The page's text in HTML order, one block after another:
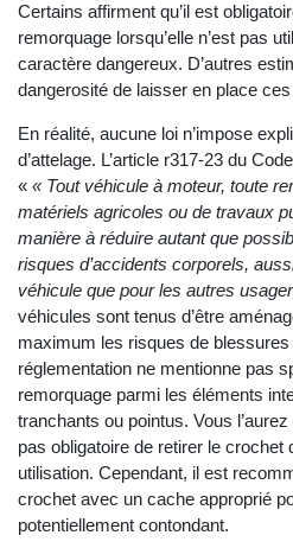
Certains affirment qu’il est
remorquage lorsqu’elle n’est pas
caractère dangereux. D’autres
dangerosité de laisser en place
En réalité, aucune loi n’impose
d’attelage. L’article r317-23 du
« « Tout véhicule à moteur, toute
matériels agricoles ou de travaux
manière à réduire autant que
risques d’accidents corporels,
véhicule que pour les autres
véhicules sont tenus d’être
maximum les risques de
réglementation ne mentionne pas
remorquage parmi les éléments
tranchants ou pointus. Vous
pas obligatoire de retirer le crochet
utilisation. Cependant, il est
crochet avec un cache approprié
potentiellement contondant.